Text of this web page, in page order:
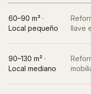
60–90 m² ·
Local pequeño
llave
90–130 m² ·
Local mediano